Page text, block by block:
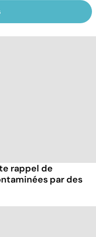
rappel de
par des